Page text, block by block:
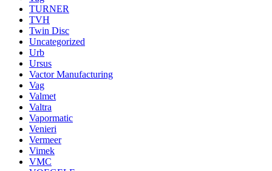
TURNER
TVH
Twin Disc
Uncategorized
Urb
Ursus
Vactor Manufacturing
Vag
Valmet
Valtra
Vapormatic
Venieri
Vermeer
Vimek
VMC